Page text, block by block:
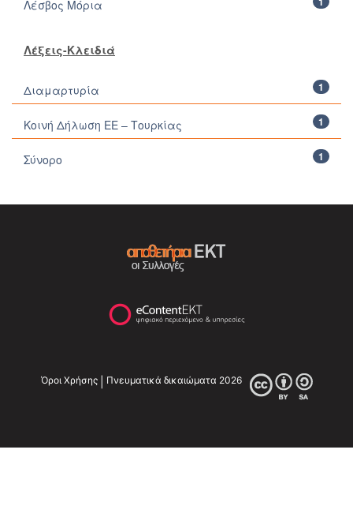
Λέσβος Μόρια
Λέξεις-Κλειδιά
1
Διαμαρτυρία
1
Κοινή Δήλωση ΕΕ – Τουρκίας
1
Σύνορο